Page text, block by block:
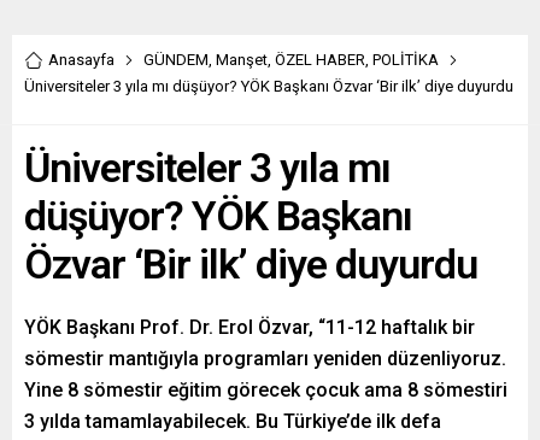
Anasayfa GÜNDEM, Manşet, ÖZEL HABER, POLİTİKA
Üniversiteler 3 yıla mı düşüyor? YÖK Başkanı Özvar ‘Bir ilk’ diye duyurdu
Üniversiteler 3 yıla mı
düşüyor? YÖK Başkanı
Özvar ‘Bir ilk’ diye duyurdu
YÖK Başkanı Prof. Dr. Erol Özvar, “11-12 haftalık bir
sömestir mantığıyla programları yeniden düzenliyoruz.
Yine 8 sömestir eğitim görecek çocuk ama 8 sömestiri
3 yılda tamamlayabilecek. Bu Türkiye’de ilk defa